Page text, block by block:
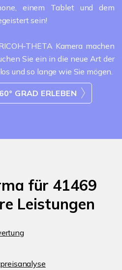
einem Tablet und dem
sein!
THETA Kamera machen
Sie ein in die neue Art der
und so lange wie Sie mögen.
GRAD ERLEBEN
für 41469
Leistungen